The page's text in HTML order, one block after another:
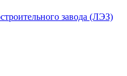
завода (ЛЭЗ)